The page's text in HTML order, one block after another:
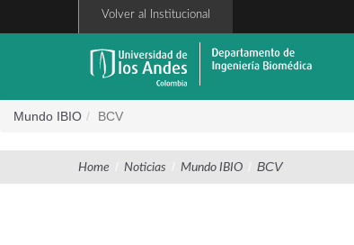
Volver al Institucional
Mundo IBIO BCV
Home / Noticias / Mundo IBIO / BCV